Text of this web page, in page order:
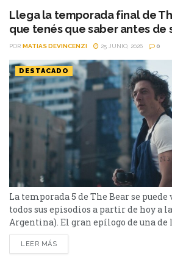
Llega la temporada final de
que tenés que saber antes de
POR MATIAS DEVINCENZI 25 JUNIO, 2026 0
DESTACADO
La temporada 5 de The Bear se
todos sus episodios a partir de hoy a
Argentina). El gran epílogo de una
celebradas de los últimos años estará
audiencias. A partir de hoy a las 22 hs
LEER MÁS